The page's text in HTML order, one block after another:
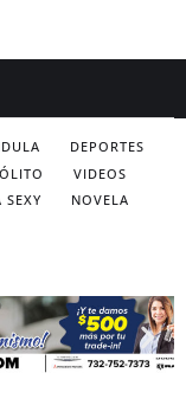
DEPORTES
VIDEOS
SEXY NOVELA